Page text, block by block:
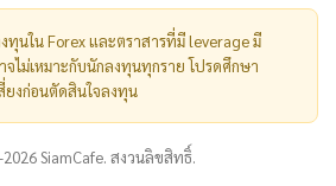
ทุนใน Forex และตราสารที่มี leverage มี
จไม่เหมาะกับนักลงทุนทุกราย โปรดศึกษา
ยงก่อนตัดสินใจลงทุน
SiamCafe. สงวนลิขสิทธิ์.